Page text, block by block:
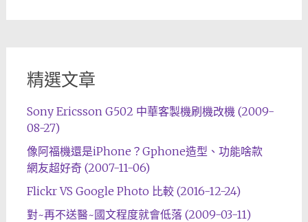
精選文章
Sony Ericsson G502 中華客製機刷機改機 (2009-
08-27)
像阿福機還是iPhone？Gphone造型、功能啥款
網友超好奇 (2007-11-06)
Flickr VS Google Photo 比較 (2016-12-24)
對~再不送醫~國文程度就會低落 (2009-03-11)